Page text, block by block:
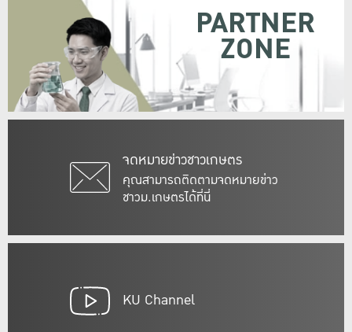
จดหมายข่าวชาวเกษตร
คุณสามารถติดตามจดหมายข่าว
ชาวม.เกษตรได้ที่นี่
PARTNER
ZONE
KU Channel